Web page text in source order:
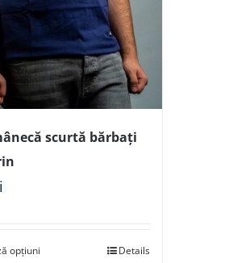
scurtă bărbați
opțiuni Details